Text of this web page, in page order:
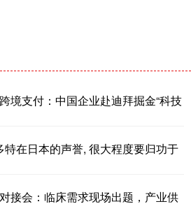
境支付：中国企业赴迪拜掘金“科技
特在日本的声誉, 很大程度要归功于
接会：临床需求现场出题，产业供